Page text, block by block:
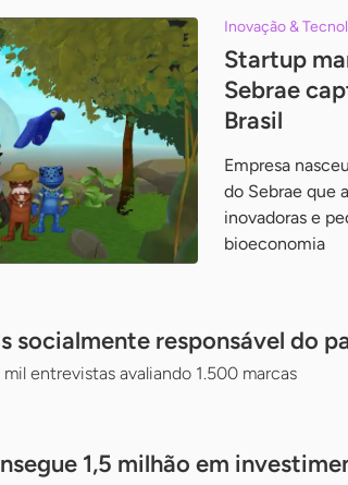
Inovação &
Startup
Sebrae
Brasil
Empresa
do Sebrae que
inovadoras e
bioeconomia
socialmente responsável do
entrevistas avaliando 1.500 marcas
1,5 milhão em